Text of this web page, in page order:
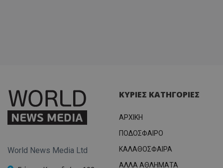
World News Media Ltd
ΚΥΡΙΕΣ ΚΑΤΗΓΟΡΙΕΣ
ΑΡΧΙΚΗ
ΠΟΔΟΣΦΑΙΡΟ
ΚΑΛΑΘΟΣΦΑΙΡΑ
ΑΛΛΑ ΑΘΛΗΜΑΤΑ